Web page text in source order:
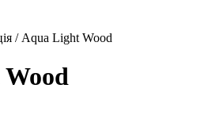
/ Aqua Light Wood